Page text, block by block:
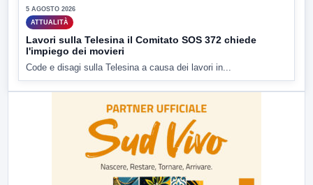
5 AGOSTO 2026
ATTUALITÀ
Lavori sulla Telesina il Comitato SOS 372 chiede
l'impiego dei movieri
Code e disagi sulla Telesina a causa dei lavori in...